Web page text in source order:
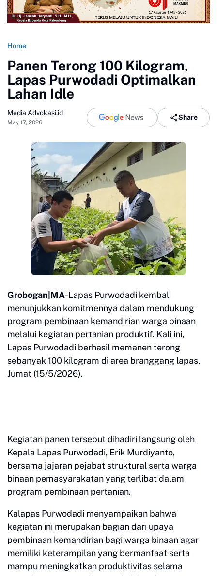
Home
Panen Terong 100 Kilogram,
Lapas Purwodadi Optimalkan
Lahan Idle
Media Advokasi.id
May 17, 2026
Share
Grobogan|MA-Lapas Purwodadi kembali
menunjukkan komitmennya dalam mendukung
program pembinaan kemandirian warga binaan
melalui kegiatan pertanian produktif. Kali ini,
Lapas Purwodadi berhasil memanen terong
sebanyak 100 kilogram di area branggang lapas,
Jumat (15/5/2026).
Kegiatan panen tersebut dihadiri langsung oleh
Kepala Lapas Purwodadi, Erik Murdiyanto,
bersama jajaran pejabat struktural serta warga
binaan pemasyarakatan yang terlibat dalam
program pembinaan pertanian.
Kalapas Purwodadi menyampaikan bahwa
kegiatan ini merupakan bagian dari upaya
pembinaan kemandirian bagi warga binaan agar
memiliki keterampilan yang bermanfaat serta
mampu meningkatkan produktivitas selama